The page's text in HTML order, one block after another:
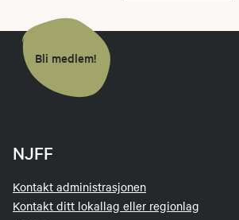
Bli medlem!
NJFF
Kontakt administrasjonen
Kontakt ditt lokallag eller regionlag